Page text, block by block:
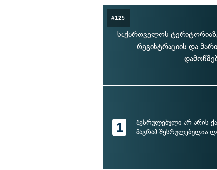
#125
საქართველოს
რეგისტრაციის და
1
შესრულებული არ არის
მაგრამ შესრულებულია